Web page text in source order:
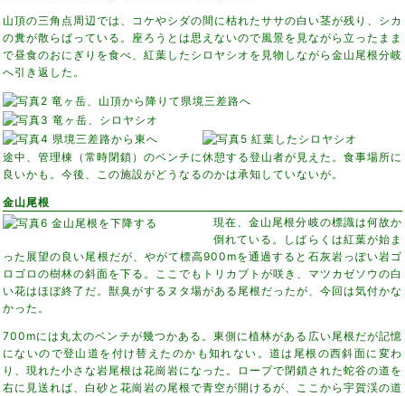
山頂の三角点周辺では、コケやシダの間に枯れたササの白い茎が残り、シカ
の糞が散らばっている。座ろうとは思えないので風景を見ながら立ったまま
で昼食のおにぎりを食べ、紅葉したシロヤシオを見物しながら金山尾根分岐
へ引き返した。
途中、管理棟（常時閉鎖）のベンチに休憩する登山者が見えた。食事場所に
良いかも。今後、この施設がどうなるのかは承知していないが。
金山尾根
現在、金山尾根分岐の標識は何故か
倒れている。しばらくは紅葉が始ま
った展望の良い尾根だが、やがて標高900mを通過すると石灰岩っぽい岩ゴ
ロゴロの樹林の斜面を下る。ここでもトリカブトが咲き、マツカゼソウの白
い花はほぼ終了だ。獣臭がするヌタ場がある尾根だったが、今回は気付かな
かった。
700mには丸太のベンチが幾つかある。東側に植林がある広い尾根だが記憶
にないので登山道を付け替えたのかも知れない。道は尾根の西斜面に変わ
り、現れた小さな岩尾根は花崗岩になった。ロープで閉鎖された蛇谷の道を
右に見送れば、白砂と花崗岩の尾根で青空が開けるが、ここから宇賀渓の道